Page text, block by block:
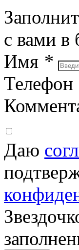
с вами в
Имя *
Телефон
Даю